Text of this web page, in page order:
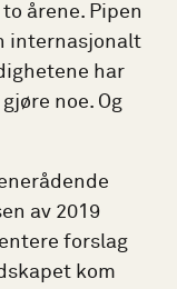
årene. Pipen
internasjonalt
har
noe. Og
av 2019
forslag
kom